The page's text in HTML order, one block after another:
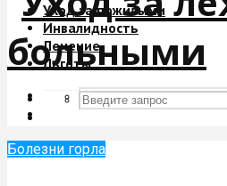
Уход за пожилыми
Инвалидность
Лечение
Льготы
Болезни горла